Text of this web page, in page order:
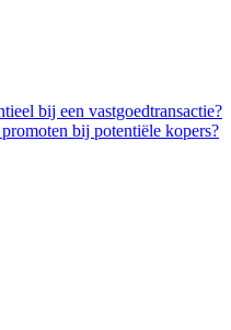
bij een vastgoedtransactie?
bij potentiële kopers?